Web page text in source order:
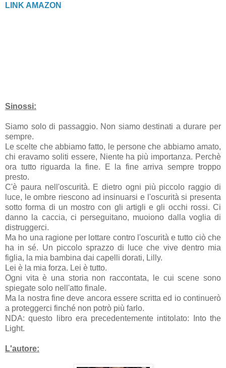
LINK AMAZON
Sinossi:
Siamo solo di passaggio. Non siamo destinati a durare per
sempre.
Le scelte che abbiamo fatto, le persone che abbiamo amato,
chi eravamo soliti essere, Niente ha più importanza. Perchè
ora tutto riguarda la fine. E la fine arriva sempre troppo
presto.
C'è paura nell'oscurità. E dietro ogni più piccolo raggio di
luce, le ombre riescono ad insinuarsi e l'oscurità si presenta
sotto forma di un mostro con gli artigli e gli occhi rossi. Ci
danno la caccia, ci perseguitano, muoiono dalla voglia di
distruggerci.
Ma ho una ragione per lottare contro l'oscurità e tutto ciò che
ha in sé. Un piccolo sprazzo di luce che vive dentro mia
figlia, la mia bambina dai capelli dorati, Lilly.
Lei è la mia forza. Lei è tutto.
Ogni vita è una storia non raccontata, le cui scene sono
spiegate solo nell'atto finale.
Ma la nostra fine deve ancora essere scritta ed io continuerò
a proteggerci finché non potrò più farlo.
NDA: questo libro era precedentemente intitolato: Into the
Light.
L'autore: